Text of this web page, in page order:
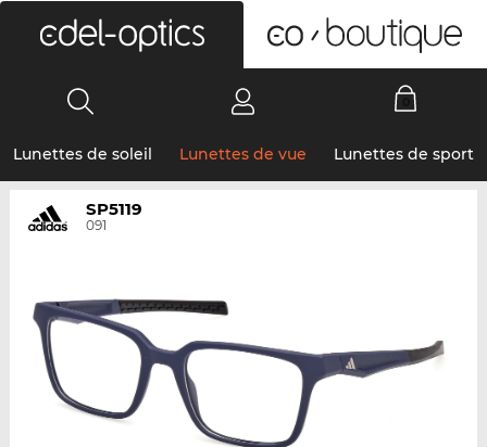
Lunettes de soleil Lunettes de vue Lunettes de sport
SP5119
091